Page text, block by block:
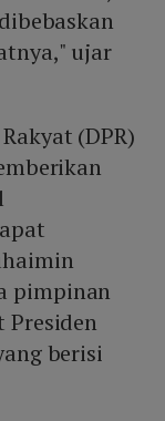
ujar
(DPR)
pimpinan
Presiden
berisi